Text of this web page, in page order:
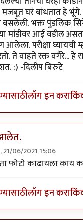
घरं बांधतात हे भूंगे.
बसलेली. भक्त पुंडलिक
मांडीवर आई वडील
आलेला. परीक्षा घ्यायची
ते वाहते रक्त वगैरे... हे
:) -दिलीप बिरुटे
लॉग इन करा
21/06/2021 15:06
माझ्या कॅमेऱ्यातले काही
फोटो काढायला काय
लॉग इन करा